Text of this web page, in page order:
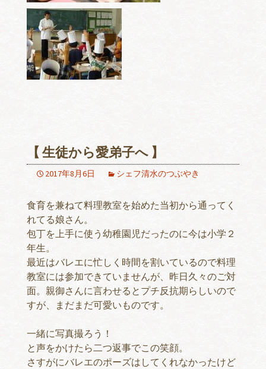
【 生徒から愛弟子へ 】
2017年8月6日 シェフ清水のつぶやき
食育を兼ねて料理教室を始めた当初から通ってく
れてる娘さん。
包丁を上手に使う幼稚園児だったのに今は小学２
年生。
最近はバレエに忙しく時間を割いているので料理
教室には参加できていませんが、昨日久々のご対
面。親御さんに言わせるとプチ反抗期らしいので
すが、まだまだ可愛いものです。
一緒に写真撮ろう！
と声をかけたら二つ返事でこの笑顔。
さすがにバレエのポーズはしてくれなかったけど